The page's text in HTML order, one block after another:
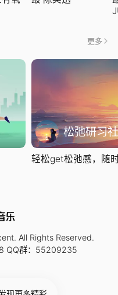
更多
松弛研习社
轻松get松弛感，随
All Rights Reserved.
QQ群：55209235